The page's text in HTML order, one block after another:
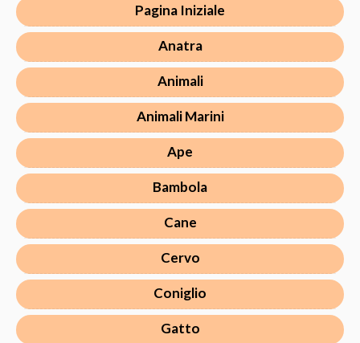
Pagina Iniziale
Anatra
Animali
Animali Marini
Ape
Bambola
Cane
Cervo
Coniglio
Gatto